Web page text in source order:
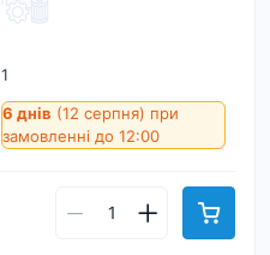
1
6 днів (12 серпня) при
замовленні до 12:00